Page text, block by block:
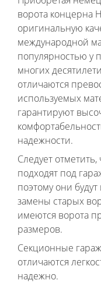
ворота концерна
оригинальную
международной
популярностью у
многих
отличаются
используемых
гарантируют
надежности.
Следует
подходят под
поэтому они
замены старых
имеются ворота
размеров.
Секционные
отличаются
надежно.